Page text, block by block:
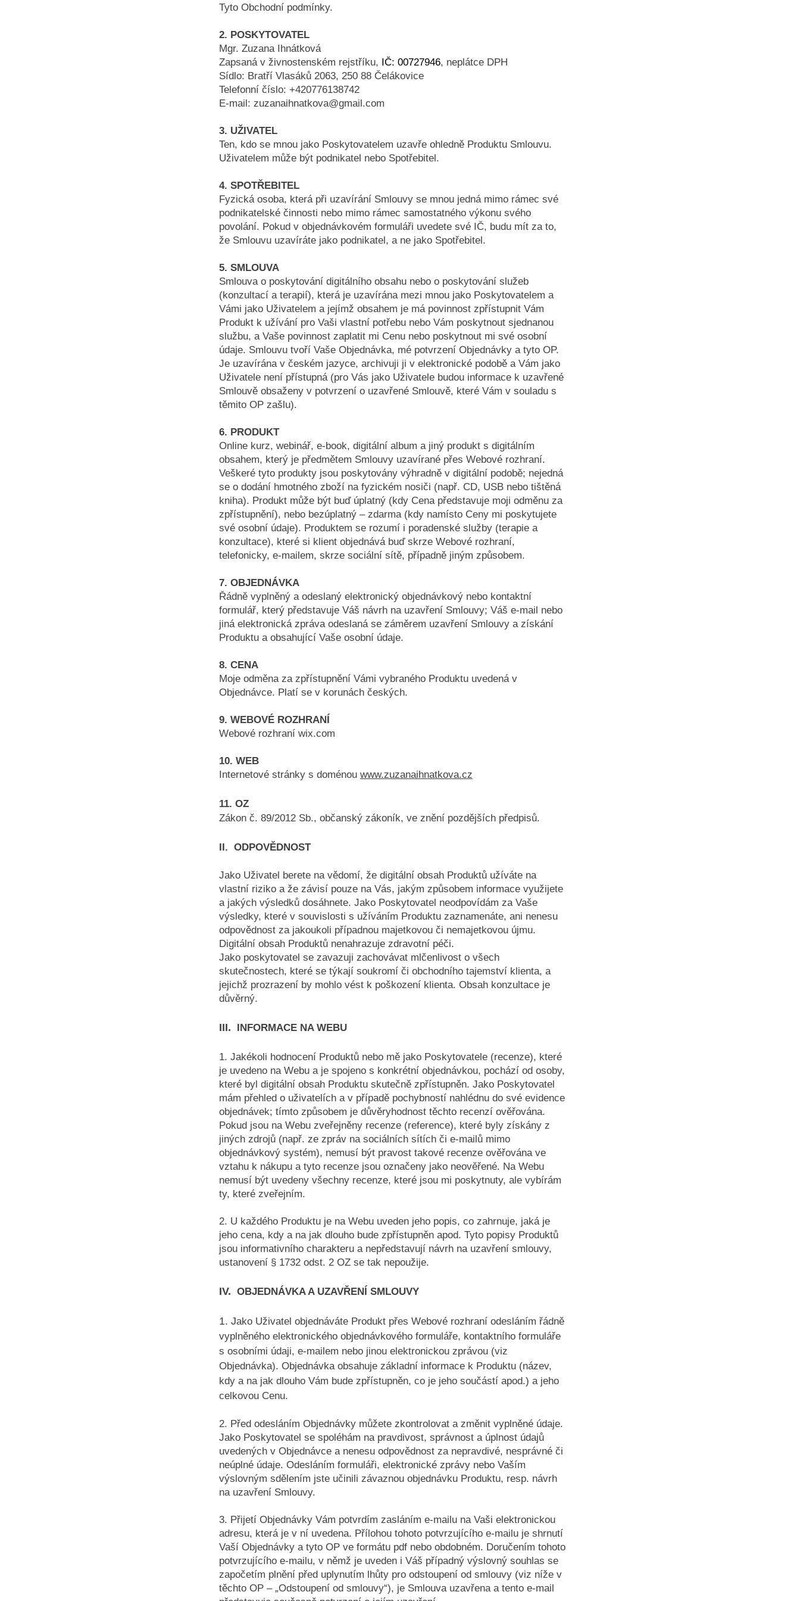
Tyto Obchodní podmínky.
2. POSKYTOVATEL
Mgr. Zuzana Ihnátková
Zapsaná v živnostenském rejstříku, IČ: 00727946, neplátce DPH
Sídlo: Bratří Vlasáků 2063, 250 88 Čelákovice
Telefonní číslo: +420776138742
E-mail: zuzanaihnatkova@gmail.com
3. UŽIVATEL
Ten, kdo se mnou jako Poskytovatelem uzavře ohledně Produktu Smlouvu.
Uživatelem může být podnikatel nebo Spotřebitel.
4. SPOTŘEBITEL
Fyzická osoba, která při uzavírání Smlouvy se mnou jedná mimo rámec své
podnikatelské činnosti nebo mimo rámec samostatného výkonu svého
povolání. Pokud v objednávkovém formuláři uvedete své IČ, budu mít za to,
že Smlouvu uzavíráte jako podnikatel, a ne jako Spotřebitel.
5. SMLOUVA
Smlouva o poskytování digitálního obsahu nebo o poskytování služeb
(konzultací a terapií), která je uzavírána mezi mnou jako Poskytovatelem a
Vámi jako Uživatelem a jejímž obsahem je má povinnost zpřístupnit Vám
Produkt k užívání pro Vaši vlastní potřebu nebo Vám poskytnout sjednanou
službu, a Vaše povinnost zaplatit mi Cenu nebo poskytnout mi své osobní
údaje. Smlouvu tvoří Vaše Objednávka, mé potvrzení Objednávky a tyto OP.
Je uzavírána v českém jazyce, archivuji ji v elektronické podobě a Vám jako
Uživatele není přístupná (pro Vás jako Uživatele budou informace k uzavřené
Smlouvě obsaženy v potvrzení o uzavřené Smlouvě, které Vám v souladu s
těmito OP zašlu).
6. PRODUKT
Online kurz, webinář, e-book, digitální album a jiný produkt s digitálním
obsahem, který je předmětem Smlouvy uzavírané přes Webové rozhraní.
Veškeré tyto produkty jsou poskytovány výhradně v digitální podobě; nejedná
se o dodání hmotného zboží na fyzickém nosiči (např. CD, USB nebo tištěná
kniha). Produkt může být buď úplatný (kdy Cena představuje moji odměnu za
zpřístupnění), nebo bezúplatný – zdarma (kdy namísto Ceny mi poskytujete
své osobní údaje). Produktem se rozumí i poradenské služby (terapie a
konzultace), které si klient objednává buď skrze Webové rozhraní,
telefonicky, e-mailem, skrze sociální sítě, případně jiným způsobem.
7. OBJEDNÁVKA
Řádně vyplněný a odeslaný elektronický objednávkový nebo kontaktní
formulář, který představuje Váš návrh na uzavření Smlouvy; Váš e-mail nebo
jiná elektronická zpráva odeslaná se záměrem uzavření Smlouvy a získání
Produktu a obsahující Vaše osobní údaje.
8. CENA
Moje odměna za zpřístupnění Vámi vybraného Produktu uvedená v
Objednávce. Platí se v korunách českých.
9. WEBOVÉ ROZHRANÍ
Webové rozhraní wix.com
10. WEB
Internetové stránky s doménou www.zuzanaihnatkova.cz
11. OZ
Zákon č. 89/2012 Sb., občanský zákoník, ve znění pozdějších předpisů.
II. ODPOVĚDNOST
Jako Uživatel berete na vědomí, že digitální obsah Produktů užíváte na
vlastní riziko a že závisí pouze na Vás, jakým způsobem informace využijete
a jakých výsledků dosáhnete. Jako Poskytovatel neodpovídám za Vaše
výsledky, které v souvislosti s užíváním Produktu zaznamenáte, ani nenesu
odpovědnost za jakoukoli případnou majetkovou či nemajetkovou újmu.
Digitální obsah Produktů nenahrazuje zdravotní péči.
Jako poskytovatel se zavazuji zachovávat mlčenlivost o všech
skutečnostech, které se týkají soukromí či obchodního tajemství klienta, a
jejichž prozrazení by mohlo vést k poškození klienta. Obsah konzultace je
důvěrný.
III. INFORMACE NA WEBU
1. Jakékoli hodnocení Produktů nebo mě jako Poskytovatele (recenze), které
je uvedeno na Webu a je spojeno s konkrétní objednávkou, pochází od osoby,
které byl digitální obsah Produktu skutečně zpřístupněn. Jako Poskytovatel
mám přehled o uživatelích a v případě pochybností nahlédnu do své evidence
objednávek; tímto způsobem je důvěryhodnost těchto recenzí ověřována.
Pokud jsou na Webu zveřejněny recenze (reference), které byly získány z
jiných zdrojů (např. ze zpráv na sociálních sítích či e-mailů mimo
objednávkový systém), nemusí být pravost takové recenze ověřována ve
vztahu k nákupu a tyto recenze jsou označeny jako neověřené. Na Webu
nemusí být uvedeny všechny recenze, které jsou mi poskytnuty, ale vybírám
ty, které zveřejním.
2. U každého Produktu je na Webu uveden jeho popis, co zahrnuje, jaká je
jeho cena, kdy a na jak dlouho bude zpřístupněn apod. Tyto popisy Produktů
jsou informativního charakteru a nepředstavují návrh na uzavření smlouvy,
ustanovení § 1732 odst. 2 OZ se tak nepoužije.
IV. OBJEDNÁVKA A UZAVŘENÍ SMLOUVY
1. Jako Uživatel objednáváte Produkt přes Webové rozhraní odesláním řádně
vyplněného elektronického objednávkového formuláře, kontaktního formuláře
s osobními údaji, e-mailem nebo jinou elektronickou zprávou (viz
Objednávka). Objednávka obsahuje základní informace k Produktu (název,
kdy a na jak dlouho Vám bude zpřístupněn, co je jeho součástí apod.) a jeho
celkovou Cenu.
2. Před odesláním Objednávky můžete zkontrolovat a změnit vyplněné údaje.
Jako Poskytovatel se spoléhám na pravdivost, správnost a úplnost údajů
uvedených v Objednávce a nenesu odpovědnost za nepravdivé, nesprávné či
neúplné údaje. Odesláním formuláři, elektronické zprávy nebo Vaším
výslovným sdělením jste učinili závaznou objednávku Produktu, resp. návrh
na uzavření Smlouvy.
3. Přijetí Objednávky Vám potvrdím zasláním e-mailu na Vaši elektronickou
adresu, která je v ní uvedena. Přílohou tohoto potvrzujícího e-mailu je shrnutí
Vaší Objednávky a tyto OP ve formátu pdf nebo obdobném. Doručením tohoto
potvrzujícího e-mailu, v němž je uveden i Váš případný výslovný souhlas se
započetím plnění před uplynutím lhůty pro odstoupení od smlouvy (viz níže v
těchto OP – „Odstoupení od smlouvy“), je Smlouva uzavřena a tento e-mail